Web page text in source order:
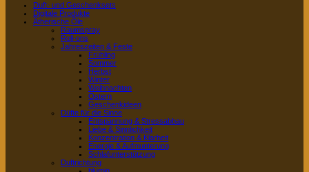
Duft- und Geschenksets
Digitale Produkte
Ätherische Öle
Raumspray
Roll-ons
Jahreszeiten & Feste
Frühling
Sommer
Herbst
Winter
Weihnachten
Ostern
Geschenkideen
Düfte für die Sinne
Entspannung & Stressabbau
Liebe & Sinnlichkeit
Konzentration & Klarheit
Energie & Aufmunterung
Schlafunterstützung
Duftrichtung